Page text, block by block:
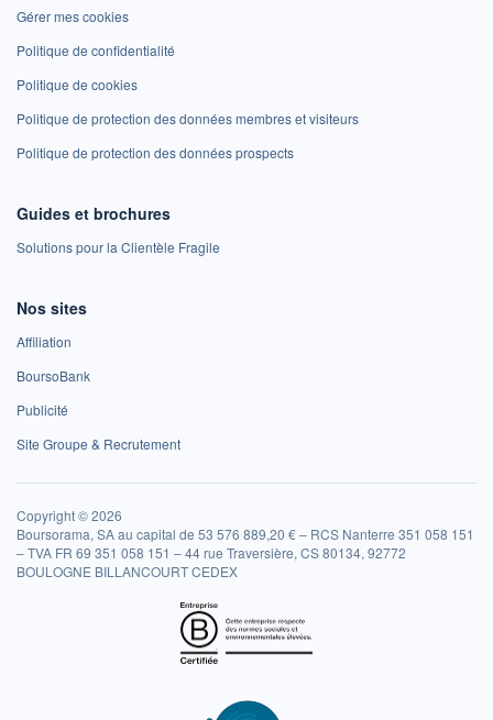
Gérer mes cookies
Politique de confidentialité
Politique de cookies
Politique de protection des données membres et visiteurs
Politique de protection des données prospects
Guides et brochures
Solutions pour la Clientèle Fragile
Nos sites
Affiliation
BoursoBank
Publicité
Site Groupe & Recrutement
Copyright © 2026
Boursorama, SA au capital de 53 576 889,20 € – RCS Nanterre 351 058 151
– TVA FR 69 351 058 151 – 44 rue Traversière, CS 80134, 92772
BOULOGNE BILLANCOURT CEDEX